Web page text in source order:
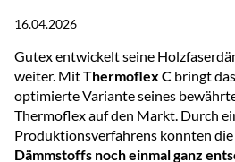
16.04.2026
Gutex entwickelt seine
weiter. MitThermoflex C bringt
optimierte Variante seines
Thermoflex auf den Markt. Durch
Produktionsverfahrens konnten die
Dämmstoffs noch einmal ganz